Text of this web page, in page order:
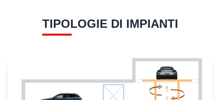
TIPOLOGIE DI IMPIANTI